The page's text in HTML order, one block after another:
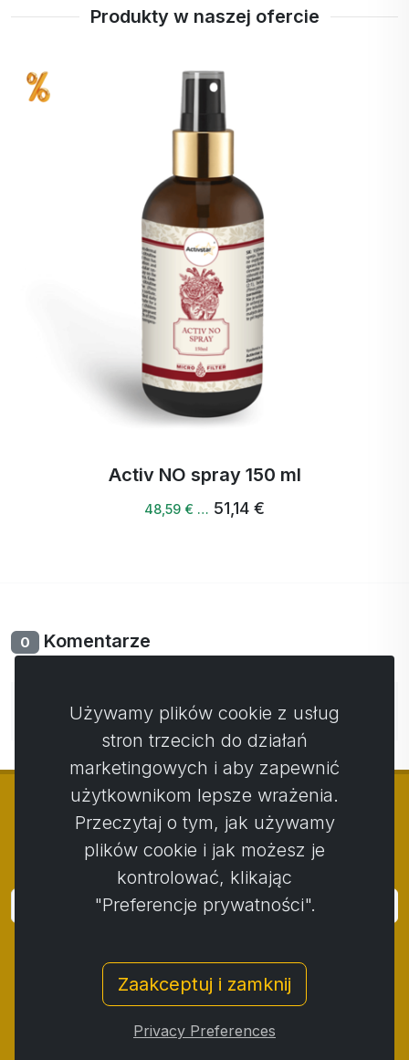
Produkty w naszej ofercie
Activ NO spray 150 ml
48,59 € … 51,14 €
0 Komentarze
Nie ma jeszcze komentarzy. Bądź pierwszy ze swoim
komentarzem.
© Copyright 2014 - 2026 Activstar
Zaloguj się
Zasady i warunki / Polityka prywatności
Procedura składania skarg / Protokół reklamacji
Odstąpienie od umowy / Cookies
Używamy plików cookie z usług
stron trzecich do działań
marketingowych i aby zapewnić
użytkownikom lepsze wrażenia.
Przeczytaj o tym, jak używamy
plików cookie i jak możesz je
kontrolować, klikając
"Preferencje prywatności".
Zaakceptuj i zamknij
Privacy Preferences